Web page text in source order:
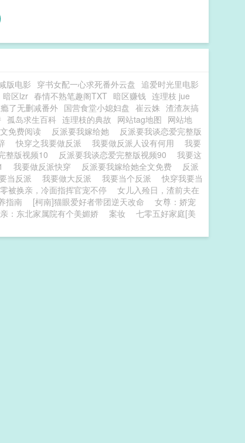
版电影 穿书女配一心求死番外云盘 追爱时光里电影
暗区lzr 春情不熟笔趣阁TXT 暗区赚钱 连理枝 jue
了无删减番外 国营食堂小媳妇盘 崔云姝 渣渣灰搞
孤岛求生百科 连理枝的典故 网站tag地图 网站地
免费阅读 反派要我嫁给她
反派要我谈恋爱完整版
快穿之我要做反派 我要做反派人设有何用
我要
整版视频10 反派要我谈恋爱完整版视频90
我要这
我要做反派快穿 反派要我嫁给她全文免费
反派
当反派 我要做大反派 我要当个反派
快穿我要当
被换亲，冷面指挥官宠不停
女儿入殓日，渣前夫在
指南 [柯南]猫眼爱好者带团逆天改命
女尊：娇宠
：东北家属院有个美媚娇 案妆
七零五好家庭[美